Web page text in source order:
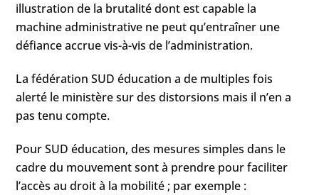
illustration de la brutalité dont est capable la
machine administrative ne peut qu’entraîner une
défiance accrue vis-à-vis de l’administration.
La fédération SUD éducation a de multiples fois
alerté le ministère sur des distorsions mais il n’en a
pas tenu compte.
Pour SUD éducation, des mesures simples dans le
cadre du mouvement sont à prendre pour faciliter
l’accès au droit à la mobilité ; par exemple :